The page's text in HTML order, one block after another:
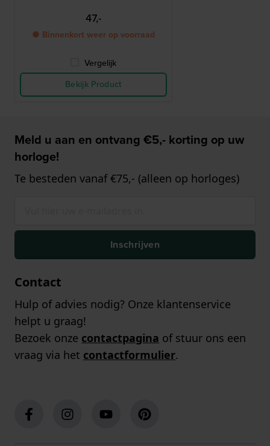
47,-
● Binnenkort weer op voorraad
Vergelijk
Bekijk Product
Meld u aan en ontvang €5,- korting op uw
horloge!
Te besteden vanaf €75,- (alleen op horloges)
Inschrijven
Contact
Hulp of advies nodig? Onze klantenservice
helpt u graag!
Bezoek onze contactpagina of stuur ons een
vraag via het contactformulier.